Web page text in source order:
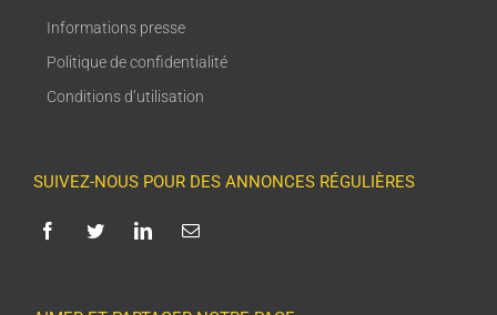
Informations presse
Politique de confidentialité
Conditions d’utilisation
SUIVEZ-NOUS POUR DES ANNONCES RÉGULIÈRES